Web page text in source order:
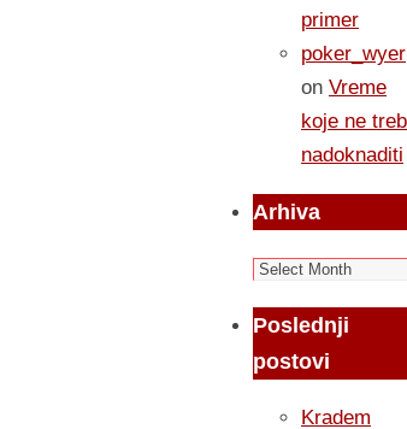
primer
poker_wyer
on Vreme
koje ne
nadoknaditi
Arhiva
Arhiva
Poslednji
postovi
Kradem